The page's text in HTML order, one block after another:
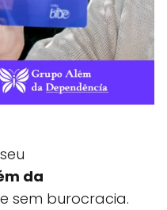
da
sem burocracia.